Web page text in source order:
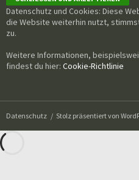
Datenschutz und Cookies: Diese
die Website weiterhin nutzt,
zu.
Weitere Informationen,
findest du hier: Cookie-Richtlinie
Datenschutz Stolz präsentiert von